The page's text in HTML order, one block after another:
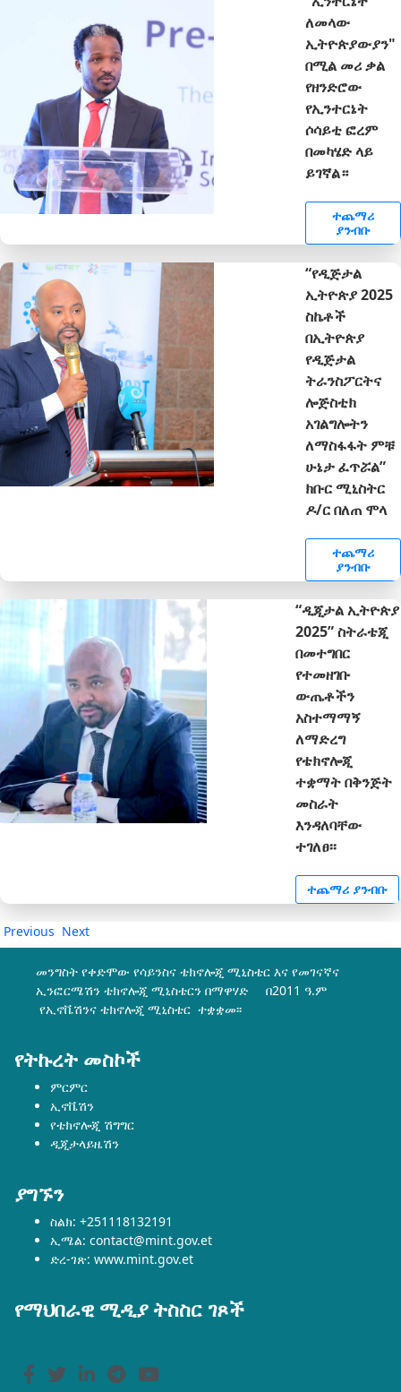
ለመላው
ኢትዮጵያውያን"
በሚል መሪ ቃል
የዘንድሮው
የኢንተርኔት
ሶሳይቲ ፎረም
በመካሄድ ላይ
ይገኛል።
ተጨማሪ
ያንብቡ
“የዲጅታል
ኢትዮጵያ 2025
ስኬቶች
በኢትዮጵያ
የዲጅታል
ትራንስፖርትና
ሎጅስቲክ
አገልግሎትን
ለማስፋፋት ምቹ
ሁኔታ ፈጥሯል”
ክቡር ሚኒስትር
ዶ/ር በለጠ ሞላ
ተጨማሪ
ያንብቡ
“ዲጂታል ኢትዮጵያ
2025” ስትራቴጂ
በመተግበር
የተመዘገቡ
ውጤቶችን
አስተማማኝ
ለማድረግ
የቴክኖሎጂ
ተቋማት በቅንጅት
መስራት
እንዳለባቸው
ተገለፀ፡፡
ተጨማሪ ያንብቡ
Previous Next
መንግስት የቀድሞው የሳይንስና ቴክኖሎጂ ሚኒስቴር እና የመገናኛና
ኢንፎርሜሽን ቴክኖሎጂ ሚኒስቴርን በማዋሃድ በ2011 ዓ.ም
የኢኖቬሽንና ቴክኖሎጂ ሚኒስቴር ተቋቋመ፡፡
የትኩረት መስኮች
ምርምር
ኢኖቬሽን
የቴክኖሎጂ ሽግግር
ዲጂታላይዜሽን
ያግኙን
ስልክ: +251118132191
ኢሜል: contact@mint.gov.et
ድረ-ገጽ: www.mint.gov.et
የማህበራዊ ሚዲያ ትስስር ገጾች